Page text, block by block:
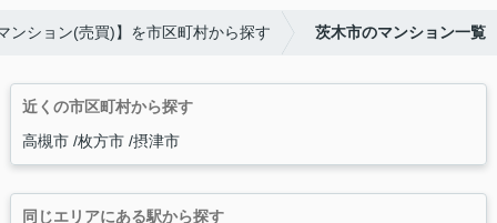
ンション(売買)】を市区町村から探す 茨木市のマンション一覧
近くの市区町村から探す
高槻市 枚方市 摂津市
同じエリアにある駅から探す